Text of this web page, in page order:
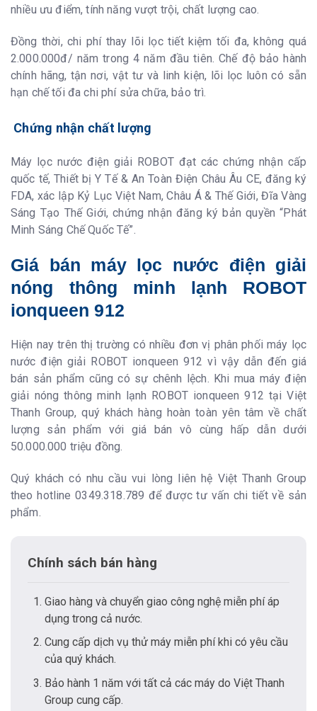
nhiều ưu điểm, tính năng vượt trội, chất lượng cao.
Đồng thời, chi phí thay lõi lọc tiết kiệm tối đa, không quá
2.000.000đ/ năm trong 4 năm đầu tiên. Chế độ bảo hành
chính hãng, tận nơi, vật tư và linh kiện, lõi lọc luôn có sẵn
hạn chế tối đa chi phí sửa chữa, bảo trì.
Chứng nhận chất lượng
Máy lọc nước điện giải ROBOT đạt các chứng nhận cấp
quốc tế, Thiết bị Y Tế & An Toàn Điện Châu Âu CE, đăng ký
FDA, xác lập Kỷ Lục Việt Nam, Châu Á & Thế Giới, Đĩa Vàng
Sáng Tạo Thế Giới, chứng nhận đăng ký bản quyền “Phát
Minh Sáng Chế Quốc Tế”.
Giá bán máy lọc nước điện giải
nóng thông minh lạnh ROBOT
ionqueen 912
Hiện nay trên thị trường có nhiều đơn vị phân phối máy lọc
nước điện giải ROBOT ionqueen 912 vì vậy dẫn đến giá
bán sản phẩm cũng có sự chênh lệch. Khi mua máy điện
giải nóng thông minh lạnh ROBOT ionqueen 912 tại Việt
Thanh Group, quý khách hàng hoàn toàn yên tâm về chất
lượng sản phẩm với giá bán vô cùng hấp dẫn dưới
50.000.000 triệu đồng.
Quý khách có nhu cầu vui lòng liên hệ Việt Thanh Group
theo hotline 0349.318.789 để được tư vấn chi tiết về sản
phẩm.
Chính sách bán hàng
Giao hàng và chuyển giao công nghệ miễn phí áp
dụng trong cả nước.
Cung cấp dịch vụ thử máy miễn phí khi có yêu cầu
của quý khách.
Bảo hành 1 năm với tất cả các máy do Việt Thanh
Group cung cấp.